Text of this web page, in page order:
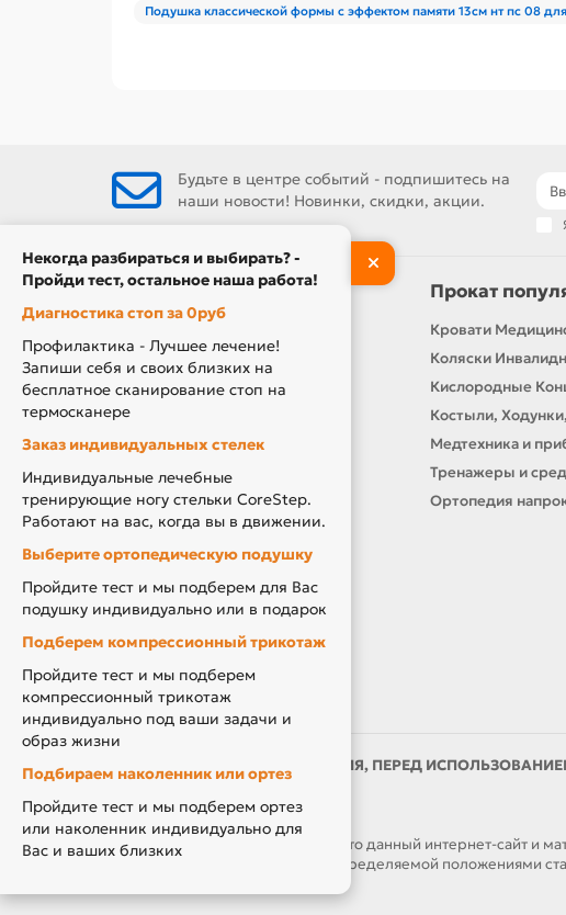
Подушка классической формы с эффектом памяти 13см нт пс 08
Будьте в центре событий - подпишитесь на
наши новости! Новинки, скидки, акции.
Информация
О нас
Производители
Новости
Оплата и доставка
Подарочный сертификат
Товары по Акции
Акция Вторая Жизнь
Акция Скидка за Отзыв
Компенсация за ТСР
Прокат
Кровати
Коляски
Кислородные
Костыли,
Медтехника и
Тренажеры и
Ортопедия
ИМЕЮТСЯ ПРОТИВОПОКАЗАНИЯ, ПЕРЕД
ВРАЧОМ
ОБРАЩАЕМ ВАШЕ ВНИМАНИЕ, что данный интернет-сайт и
являются публичной офертой, определяемой положениями
Некогда разбираться и выбирать? -
Пройди тест, остальное наша работа!
Диагностика стоп за 0руб
Профилактика - Лучшее лечение!
Запиши себя и своих близких на
бесплатное сканирование стоп на
термосканере
Заказ индивидуальных стелек
Индивидуальные лечебные
тренирующие ногу стельки CoreStep.
Работают на вас, когда вы в движении.
Выберите ортопедическую подушку
Пройдите тест и мы подберем для Вас
подушку индивидуально или в подарок
Подберем компрессионный трикотаж
Пройдите тест и мы подберем
компрессионный трикотаж
индивидуально под ваши задачи и
образ жизни
Подбираем наколенник или ортез
Пройдите тест и мы подберем ортез
или наколенник индивидуально для
Вас и ваших близких